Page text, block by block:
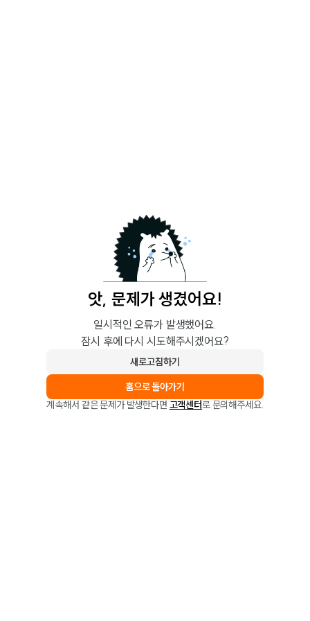
앗, 문제가 생겼어요!
일시적인 오류가 발생했어요.
잠시 후에 다시 시도해주시겠어요?
새로고침하기
홈으로 돌아가기
계속해서 같은 문제가 발생한다면 고객센터로 문의해주세요.